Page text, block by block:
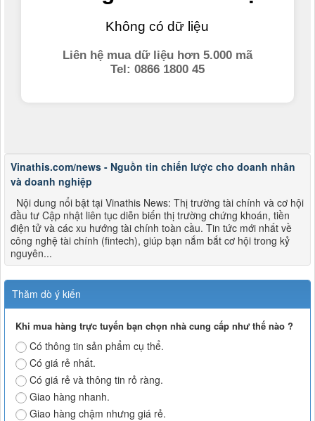
Vinathis.com/news - Nguồn tin chiến lược cho doanh nhân
và doanh nghiệp
Nội dung nổi bật tại Vinathis News: Thị trường tài chính và cơ hội
đầu tư Cập nhật liên tục diễn biến thị trường chứng khoán, tiền
điện tử và các xu hướng tài chính toàn cầu. Tin tức mới nhất về
công nghệ tài chính (fintech), giúp bạn nắm bắt cơ hội trong kỷ
nguyên...
Thăm dò ý kiến
Khi mua hàng trực tuyến bạn chọn nhà cung cấp như thế nào ?
Có thông tin sản phẩm cụ thể.
Có giá rẻ nhất.
Có giá rẻ và thông tin rỏ ràng.
Giao hàng nhanh.
Giao hàng chậm nhưng giá rẻ.